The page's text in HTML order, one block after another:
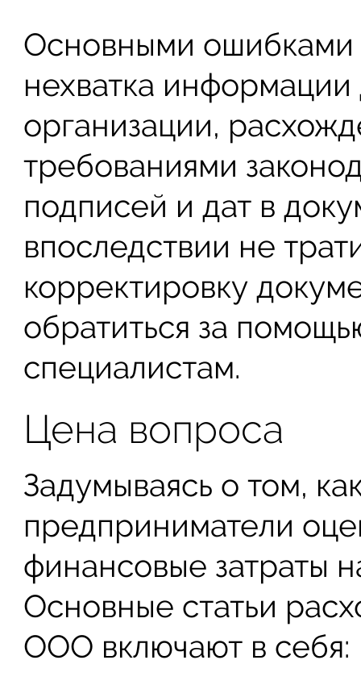
Основными ошибками
нехватка
организации,
требованиями
подписей и дат в
впоследствии не
корректировку
обратиться за
специалистам.
Цена вопроса
Задумываясь о том,
предприниматели
финансовые затраты
Основные статьи
ООО включают в себя: